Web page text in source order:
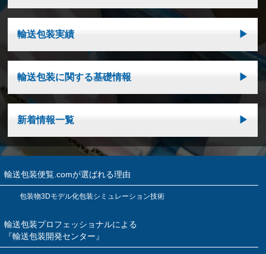
輸送包装実績
輸送包装に関する基礎情報
新着情報一覧
輸送包装便覧.comが選ばれる理由
包装物3Dモデル化包装シミュレーション技術
輸送包装プロフェッショナルによる
『輸送包装開発センター』